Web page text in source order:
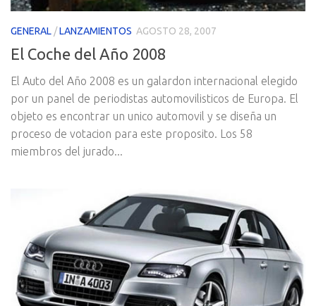
GENERAL /LANZAMIENTOS AGOSTO 28, 2007
El Coche del Año 2008
El Auto del Año 2008 es un galardon internacional elegido
por un panel de periodistas automovilisticos de Europa. El
objeto es encontrar un unico automovil y se diseña un
proceso de votacion para este proposito. Los 58
miembros del jurado...